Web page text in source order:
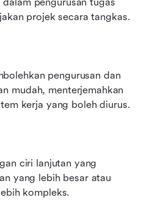
projek secara tangkas.
pengurusan dan
mudah, menterjemahkan
kerja yang boleh diurus.
ciri lanjutan yang
yang lebih besar atau
kompleks.